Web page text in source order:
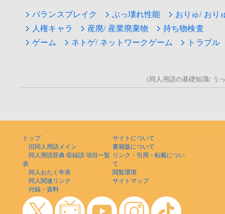
バランスブレイク ぶっ壊れ性能
おりゅ/ おり
人権キャラ
産廃/ 産業廃棄物
持ち物検査
ゲーム
ネトゲ/ ネットワークゲーム トラブル
（同人用語の基礎知識/ う
トップ
旧同人用語メイン
同人用語辞典 収録語 項目一覧
表
同人おたく年表
同人関連リンク
付録・資料
サイトについて
書籍版について
リンク・引用・転載につい
て
閲覧環境
サイトマップ